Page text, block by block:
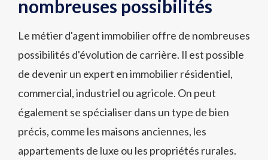
nombreuses possibilités
Le métier d'agent immobilier offre de nombreuses
possibilités d'évolution de carrière. Il est possible
de devenir un expert en immobilier résidentiel,
commercial, industriel ou agricole. On peut
également se spécialiser dans un type de bien
précis, comme les maisons anciennes, les
appartements de luxe ou les propriétés rurales.